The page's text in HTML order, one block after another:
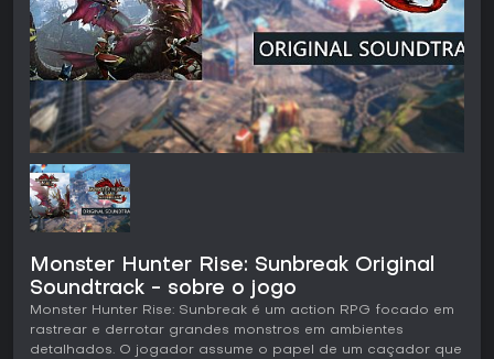
Monster Hunter Rise: Sunbreak Original
Soundtrack - sobre o jogo
Monster Hunter Rise: Sunbreak é um action RPG focado em
rastrear e derrotar grandes monstros em ambientes
detalhados. O jogador assume o papel de um caçador que